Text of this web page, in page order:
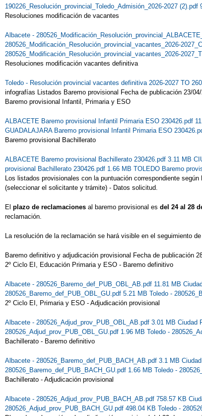
190226_Resolución_provincial_Toledo_Admisión_2026-2027 (2).pdf
Resoluciones modificación de vacantes
Albacete -
280526_Modificación_Resolución_provincial_vacantes_2026-
280526_Modificación_Resolución_provincial_vacantes_2026-
Resoluciones modificación vacantes definitiva
Toledo - Resolución provincial vacantes definitiva 2026-2027 TO
infografías Listados Baremo provisional Fecha de publicación 23/
Baremo provisional Infantil, Primaria y ESO
ALBACETE Baremo provisional Infantil Primaria ESO 230426.pdf
GUADALAJARA Baremo provisional Infantil Primaria ESO
Baremo provisional Bachillerato
ALBACETE Baremo provisional Bachillerato 230426.pdf 3.11 MB
provisional Bachillerato 230426.pdf 1.66 MB TOLEDO Baremo
Los listados provisionales con la puntuación correspondiente
(seleccionar el solicitante y trámite) - Datos solicitud.
El plazo de reclamaciones al baremo provisional es del 24 al 28
reclamación.
La resolución de la reclamación se hará visible en el seguimiento
Baremo definitivo y adjudicación provisional Fecha de publicación
2º Ciclo EI, Educación Primaria y ESO - Baremo definitivo
Albacete - 280526_Baremo_def_PUB_OBL_AB.pdf 11.81 MB
280526_Baremo_def_PUB_OBL_GU.pdf 5.21 MB Toledo -
2º Ciclo EI, Primaria y ESO - Adjudicación provisional
Albacete - 280526_Adjud_prov_PUB_OBL_AB.pdf 3.01 MB Ciudad
280526_Adjud_prov_PUB_OBL_GU.pdf 1.96 MB Toledo -
Bachillerato - Baremo definitivo
Albacete - 280526_Baremo_def_PUB_BACH_AB.pdf 3.1 MB
280526_Baremo_def_PUB_BACH_GU.pdf 1.66 MB Toledo -
Bachillerato - Adjudicación provisional
Albacete - 280526_Adjud_prov_PUB_BACH_AB.pdf 758.57 KB
280526_Adjud_prov_PUB_BACH_GU.pdf 498.04 KB Toledo -